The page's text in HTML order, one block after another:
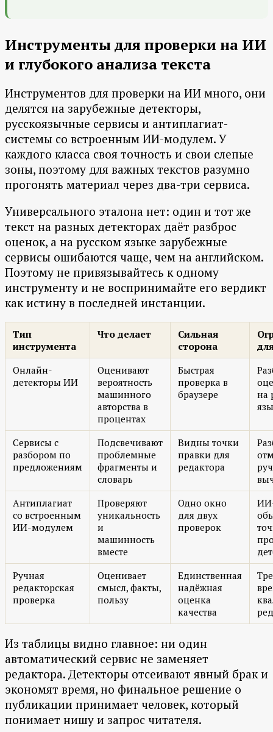
Инструменты для проверки на ИИ
и глубокого анализа текста
Инструментов для проверки на ИИ много, они
делятся на зарубежные детекторы,
русскоязычные сервисы и антиплагиат-
системы со встроенным ИИ-модулем. У
каждого класса своя точность и свои слепые
зоны, поэтому для важных текстов разумно
прогонять материал через два-три сервиса.
Универсального эталона нет: один и тот же
текст на разных детекторах даёт разброс
оценок, а на русском языке зарубежные
сервисы ошибаются чаще, чем на английском.
Поэтому не привязывайтесь к одному
инструменту и не воспринимайте его вердикт
как истину в последней инстанции.
Тип
инструмента
Что делает
Сильная
сторона
Онлайн-
детекторы ИИ
Оценивают
вероятность
машинного
авторства в
процентах
Быстрая
проверка в
браузере
на
Сервисы с
разбором по
предложениям
Подсвечивают
проблемные
фрагменты и
словарь
Видны точки
правки для
редактора
Антиплагиат
со встроенным
ИИ-модулем
Проверяют
уникальность
и
машинность
вместе
Одно окно
для двух
проверок
Ручная
редакторская
проверка
Оценивает
смысл, факты,
пользу
Единственная
надёжная
оценка
качества
Из таблицы видно главное: ни один
автоматический сервис не заменяет
редактора. Детекторы отсеивают явный брак и
экономят время, но финальное решение о
публикации принимает человек, который
понимает нишу и запрос читателя.